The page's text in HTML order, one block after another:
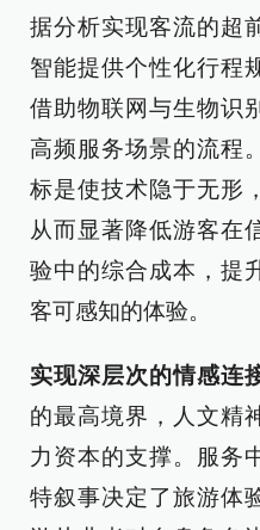
据分析实现客流的超
智能提供个性化行程
借助物联网与生物识
高频服务场景的流程
标是使技术隐于无形
从而显著降低游客在
验中的综合成本，提
客可感知的体验。
实现深层次的情感连
的最高境界，人文精
力资本的支撑。服务
特叙事决定了旅游体